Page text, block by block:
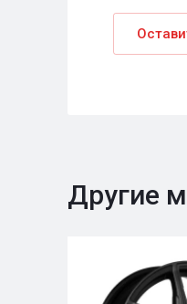
Другие